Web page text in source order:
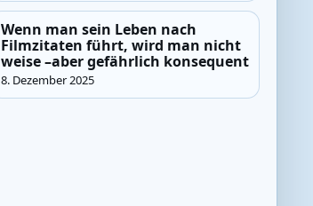
Wenn man sein Leben nach
Filmzitaten führt, wird man nicht
weise –aber gefährlich konsequent
8. Dezember 2025